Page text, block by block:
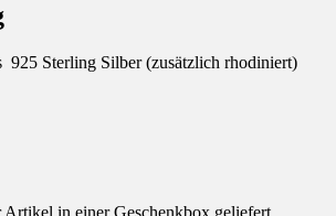
925 Sterling Silber (zusätzlich rhodiniert)